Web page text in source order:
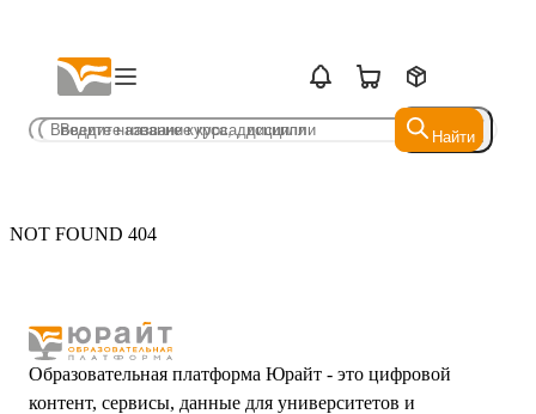
Найти
Найти
NOT FOUND 404
Образовательная платформа Юрайт - это цифровой
контент, сервисы, данные для университетов и